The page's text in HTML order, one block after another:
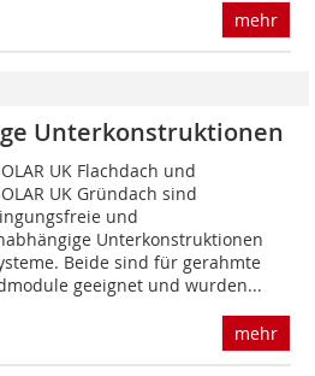
mehr
Unterkonstruktionen
UK Flachdach und
UK Gründach sind
und
Unterkonstruktionen
Beide sind für gerahmte
geeignet und wurden...
mehr